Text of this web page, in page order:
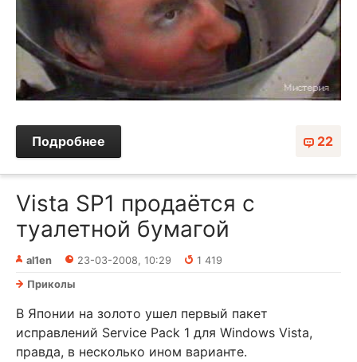
22
Подробнее
Vista SP1 продаётся с
туалетной бумагой
al1en 23-03-2008, 10:29
1 419
Приколы
В Японии на золото ушел первый пакет
исправлений Service Pack 1 для Windows Vista,
правда, в несколько ином варианте.